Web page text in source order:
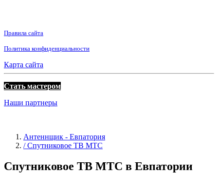
Правила сайта
Политика конфиденциальности
Карта сайта
Стать мастером
Наши партнеры
Антеннщик - Евпатория
/ Спутниковое ТВ МТС
Спутниковое ТВ МТС в Евпатории